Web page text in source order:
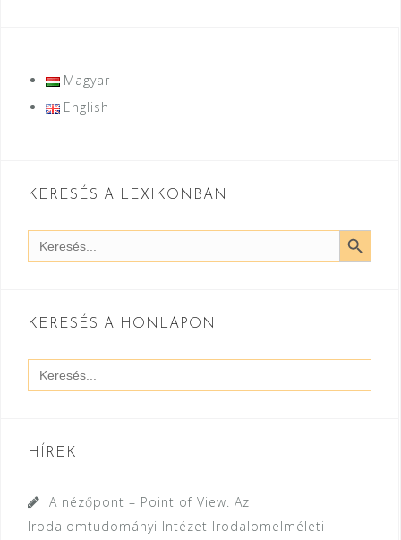
Magyar
English
KERESÉS A LEXIKONBAN
Search
for:
SEARCH
KERESÉS A HONLAPON
Search
for:
HÍREK
A nézőpont – Point of View. Az
Irodalomtudományi Intézet Irodalomelméleti